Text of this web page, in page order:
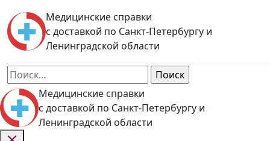
to
content
Медицинские справки
с доставкой по Санкт-Петербургу и
Ленинградской области
Найти:
Медицинские справки
с доставкой по Санкт-Петербургу и
Ленинградской области